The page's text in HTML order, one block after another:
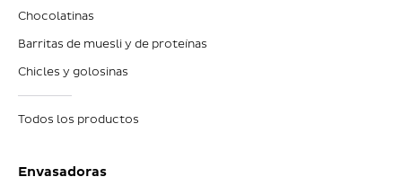
Chocolatinas
Barritas de muesli y de proteínas
Chicles y golosinas
Todos los productos
Envasadoras